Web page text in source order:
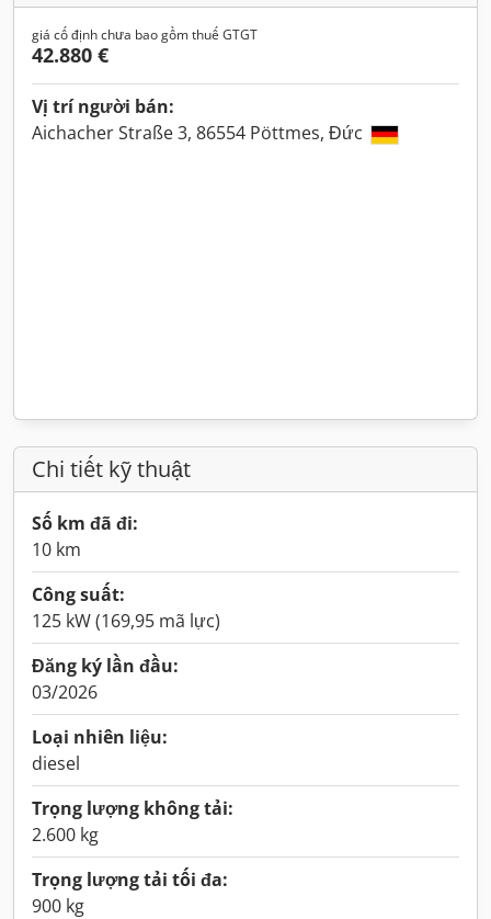
giá cố định chưa bao gồm thuế GTGT
42.880 €
Vị trí người bán:
Aichacher Straße 3, 86554 Pöttmes, Đức
Chi tiết kỹ thuật
Số km đã đi:
10 km
Công suất:
125 kW (169,95 mã lực)
Đăng ký lần đầu:
03/2026
Loại nhiên liệu:
diesel
Trọng lượng không tải:
2.600 kg
Trọng lượng tải tối đa:
900 kg